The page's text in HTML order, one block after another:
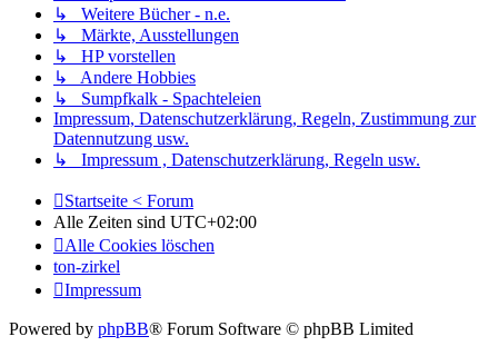
↳ Weitere Bücher - n.e.
↳ Märkte, Ausstellungen
↳ HP vorstellen
↳ Andere Hobbies
↳ Sumpfkalk - Spachteleien
Impressum, Datenschutzerklärung, Regeln, Zustimmung zur
Datennutzung usw.
↳ Impressum , Datenschutzerklärung, Regeln usw.
Startseite < Forum
Alle Zeiten sind UTC+02:00
Alle Cookies löschen
ton-zirkel
Impressum
Powered by phpBB® Forum Software © phpBB Limited